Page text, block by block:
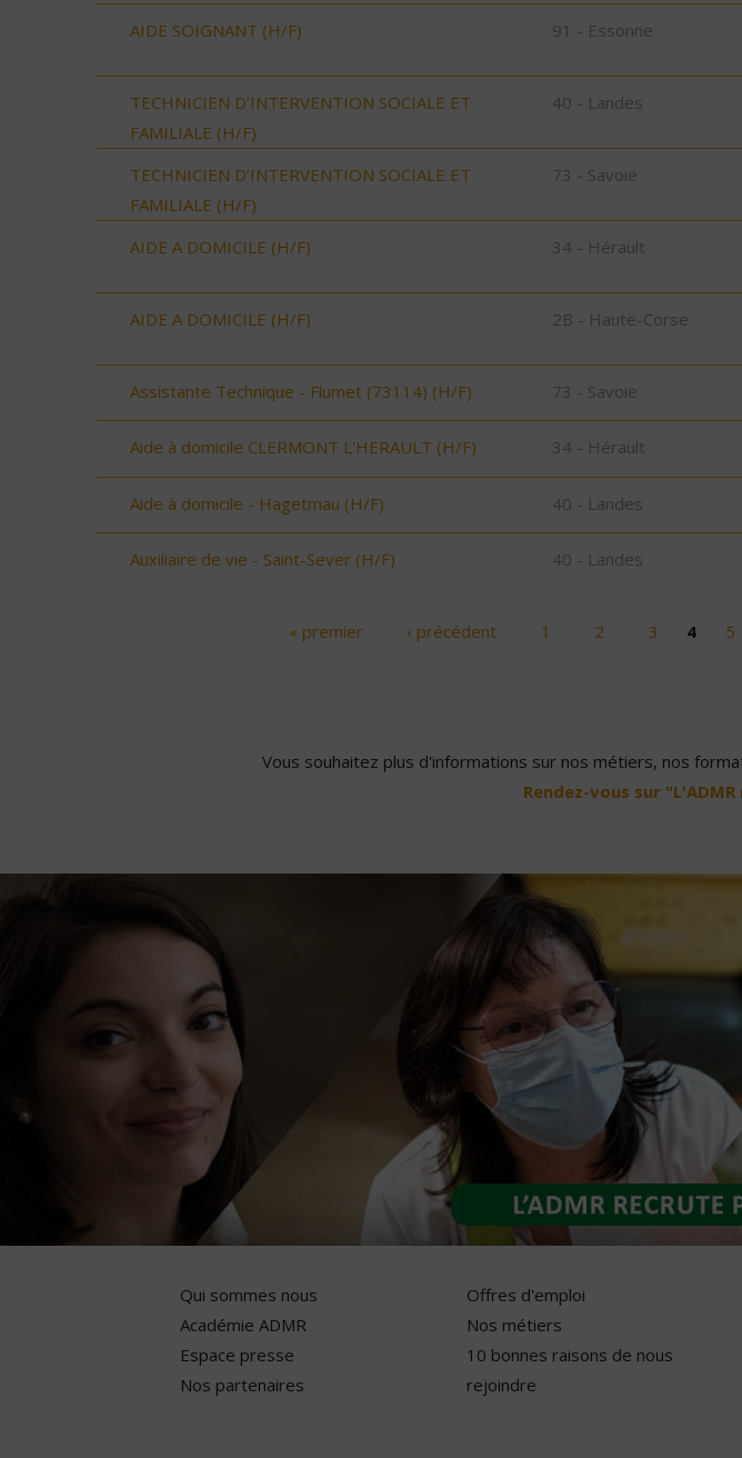
AIDE SOIGNANT (H/F) 91 - Essonne
TECHNICIEN D’INTERVENTION SOCIALE ET
FAMILIALE (H/F)
40 - Landes
TECHNICIEN D’INTERVENTION SOCIALE ET
FAMILIALE (H/F)
73 - Savoie
AIDE A DOMICILE (H/F) 34 - Hérault
AIDE A DOMICILE (H/F) 2B - Haute-Corse
Assistante Technique - Flumet (73114) (H/F) 73 - Savoie
Aide à domicile CLERMONT L'HERAULT (H/F) 34 - Hérault
Aide à domicile - Hagetmau (H/F) 40 - Landes
Auxiliaire de vie - Saint-Sever (H/F) 40 - Landes
« premier ‹ précédent 1 2 3 4 5
Vous souhaitez plus d'informations sur nos métiers, nos
Rendez-vous sur
Qui sommes nous
Académie ADMR
Espace presse
Nos partenaires
Offres d'emploi
Nos métiers
10 bonnes raisons de nous
rejoindre